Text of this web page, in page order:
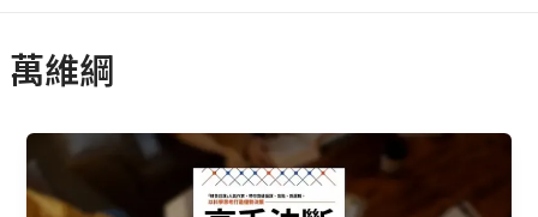
萬維綱
CMoney
書